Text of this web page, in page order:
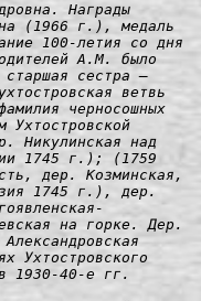
Награды
(1966 г.), медаль
100-летия со дня
А.М. было
сестра —
ветвь
черносошных
Ухтостровской
над
1745 г.); (1759
дер. Козминская,
1745 г.), дер.
на горке. Дер.
Ухтостровского
1930-40-е гг.